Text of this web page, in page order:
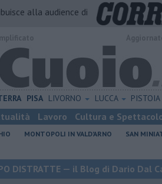
alla audience di
PISA LIVORNO LUCCA PISTOIA
Lavoro Cultura e
MONTOPOLI IN VALD'ARNO SAN
DISTRATTE — il Blog di Dario Dal